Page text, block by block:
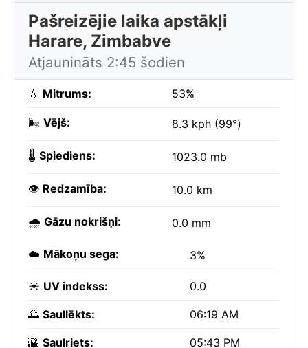
Pašreizējie laika apstākļi
Harare, Zimbabve
Atjaunināts 2:45 šodien
💧 Mitrums: 53%
🌬️ Vējš: 8.3 kph (99°)
🌡️ Spiediens: 1023.0 mb
👁️ Redzamība: 10.0 km
🌧️ Gāzu nokrišņi: 0.0 mm
☁️ Mākoņu sega: 3%
☀️ UV indekss: 0.0
🌅 Saullēkts: 06:19 AM
🌇 Saulriets: 05:43 PM